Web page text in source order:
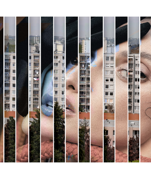
Pro děti
edu
Vše o ČT